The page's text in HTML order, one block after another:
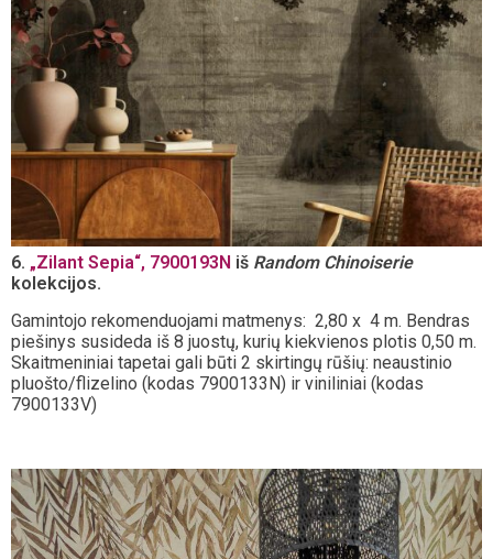
6. „Zilant Sepia“, 7900193N iš Random Chinoiserie
kolekcijos.
Gamintojo rekomenduojami matmenys: 2,80 x 4 m. Bendras
piešinys susideda iš 8 juostų, kurių kiekvienos plotis 0,50 m.
Skaitmeniniai tapetai gali būti 2 skirtingų rūšių: neaustinio
pluošto/flizelino (kodas 7900133N) ir viniliniai (kodas
7900133V)